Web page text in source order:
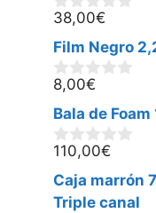
0
d
e
5
38,00€
Film Negro
0
d
e
5
8,00€
Bala de
0
d
e
5
110,00€
Caja marrón
Triple canal